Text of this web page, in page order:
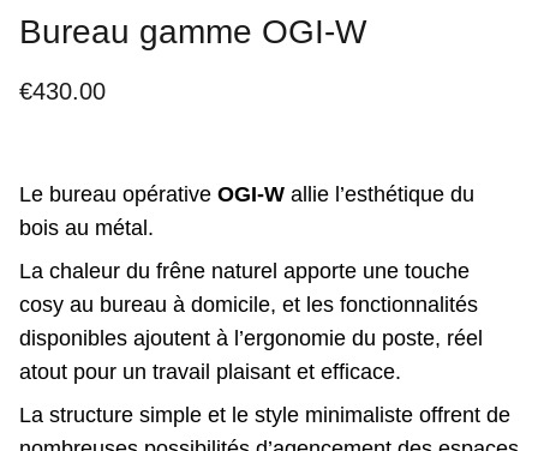
Bureau gamme OGI-W
€430.00
Le bureau opérative OGI-W allie l’esthétique du
bois au métal.
La chaleur du frêne naturel apporte une touche
cosy au bureau à domicile, et les fonctionnalités
disponibles ajoutent à l’ergonomie du poste, réel
atout pour un travail plaisant et efficace.
La structure simple et le style minimaliste offrent de